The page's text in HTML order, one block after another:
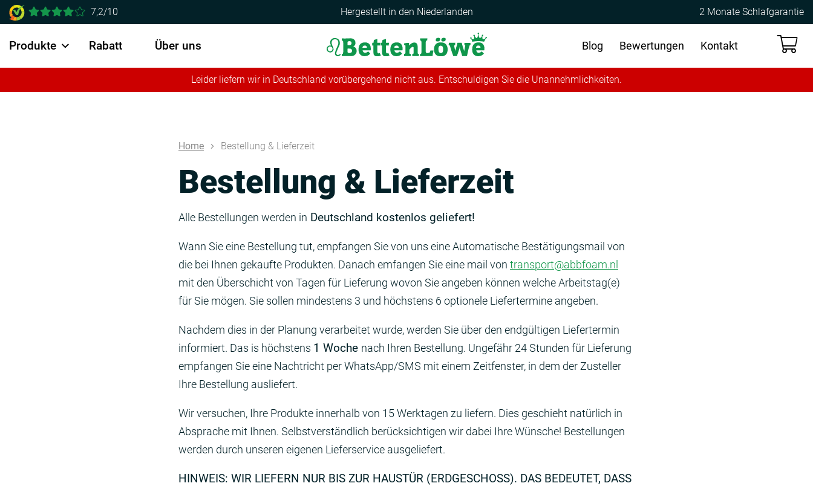
7,2/10 Hergestellt in den Niederlanden 2 Monate Schlafgarantie
Produkte Rabatt Über uns Kontakt
Bewertungen
Blog
Leider liefern wir in Deutschland vorübergehend nicht aus. Entschuldigen Sie die Unannehmlichkeiten.
Home Bestellung & Lieferzeit
Bestellung & Lieferzeit
Alle Bestellungen werden in Deutschland kostenlos geliefert!
Wann Sie eine Bestellung tut, empfangen Sie von uns eine Automatische Bestätigungsmail von
die bei Ihnen gekaufte Produkten. Danach emfangen Sie eine mail von transport@abbfoam.nl
mit den Überschicht von Tagen für Lieferung wovon Sie angeben können welche Arbeitstag(e)
für Sie mögen. Sie sollen mindestens 3 und höchstens 6 optionele Liefertermine angeben.
Nachdem dies in der Planung verarbeitet wurde, werden Sie über den endgültigen Liefertermin
informiert. Das is höchstens 1 Woche nach Ihren Bestellung. Ungefähr 24 Stunden für Lieferung
empfangen Sie eine Nachtricht per WhatsApp/SMS mit einem Zeitfenster, in dem der Zusteller
Ihre Bestellung ausliefert.
Wir versuchen, Ihre Produkte innerhalb von 15 Werktagen zu liefern. Dies geschieht natürlich in
Absprache mit Ihnen. Selbstverständlich berücksichtigen wir dabei Ihre Wünsche! Bestellungen
werden durch unseren eigenen Lieferservice ausgeliefert.
HINWEIS: WIR LIEFERN NUR BIS ZUR HAUSTÜR (ERDGESCHOSS). DAS BEDEUTET, DASS